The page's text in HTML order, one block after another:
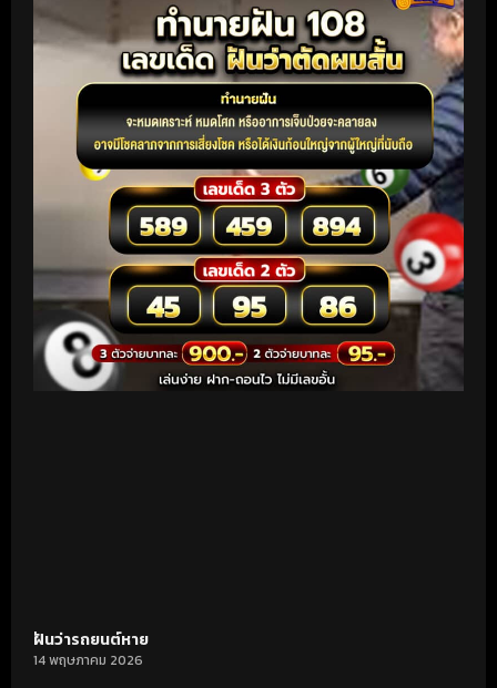
ฝันว่ารถยนต์หาย
14 พฤษภาคม 2026